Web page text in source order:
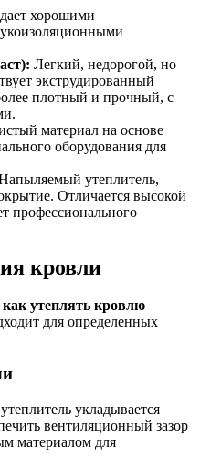
хорошими
Легкий, недорогой, но
экструдированный
плотный и прочный, с
материал на основе
оборудования для
утеплитель,
Отличается высокой
профессионального
кровли
как утеплять кровлю
для определенных
укладывается
вентиляционный зазор
материалом для